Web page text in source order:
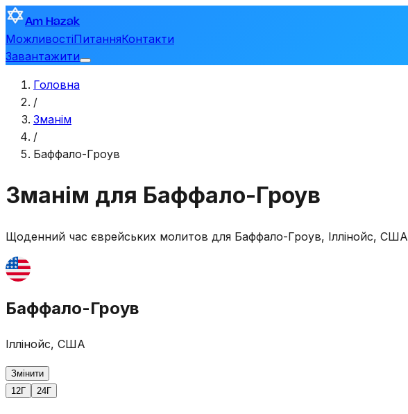
Am Hazak
МожливостіПитанняКонтакти
Завантажити
Головна
/
Зманім
/
Баффало-Гроув
Зманім для Баффало-Гроув
Щоденний час єврейських молитов для Баффало-Гроув, Іллінойс, США
Баффало-Гроув
Іллінойс, США
Змінити
12Г
24Г